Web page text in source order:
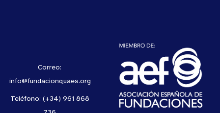
Correo:
info@fundacionquaes.org
Teléfono: (+34) 961 868